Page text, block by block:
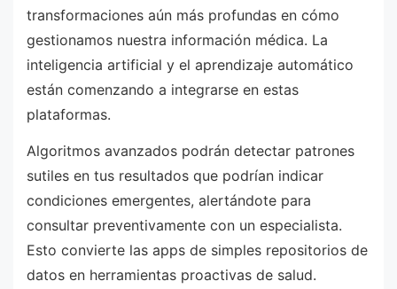
transformaciones aún más profundas en cómo
gestionamos nuestra información médica. La
inteligencia artificial y el aprendizaje automático
están comenzando a integrarse en estas
plataformas.
Algoritmos avanzados podrán detectar patrones
sutiles en tus resultados que podrían indicar
condiciones emergentes, alertándote para
consultar preventivamente con un especialista.
Esto convierte las apps de simples repositorios de
datos en herramientas proactivas de salud.